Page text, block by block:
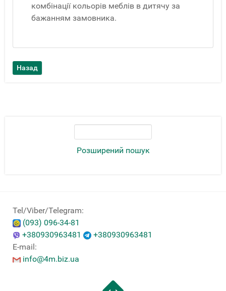
Розширений пошук
комбінації кольорів меблів в дитячу за
бажанням замовника.
Tel/Viber/Telegram:
(093) 096-34-81
+380930963481
+380930963481
E-mail:
info@4m.biz.ua